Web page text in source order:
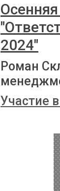
2024"
Роман
Участие